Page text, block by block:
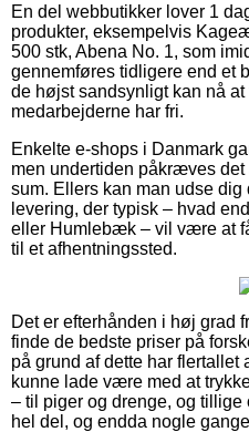
En del webbutikker lover 1
produkter, eksempelvis
500 stk, Abena No. 1, som
gennemføres tidligere end et
de højst sandsynligt kan nå
medarbejderne har fri.
Enkelte e-shops i Danmark
men undertiden påkræves
sum. Ellers kan man udse dig
levering, der typisk – hvad
eller Humlebæk – vil være at
til et afhentningssted.
Det er efterhånden i høj grad
finde de bedste priser på
på grund af dette har flertallet
kunne lade være med at
– til piger og drenge, og
hel del, og endda nogle